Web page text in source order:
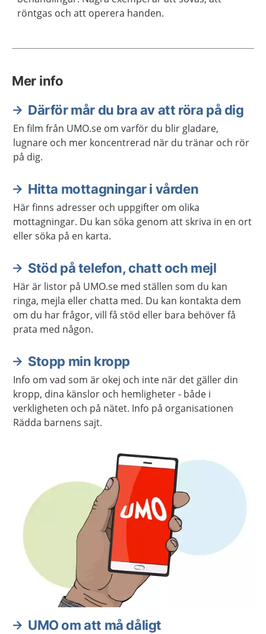
röntgas och att operera handen.
Mer info
Därför mår du bra av att röra på dig
En film från UMO.se om varför du blir gladare,
lugnare och mer koncentrerad när du tränar och rör
på dig.
Hitta mottagningar i vården
Här finns adresser och uppgifter om olika
mottagningar. Du kan söka genom att skriva in en ort
eller söka på en karta.
Stöd på telefon, chatt och mejl
Här är listor på UMO.se med ställen som du kan
ringa, mejla eller chatta med. Du kan kontakta dem
om du har frågor, vill få stöd eller bara behöver få
prata med någon.
Stopp min kropp
Info om vad som är okej och inte när det gäller din
kropp, dina känslor och hemligheter - både i
verkligheten och på nätet. Info på organisationen
Rädda barnens sajt.
UMO om att må dåligt